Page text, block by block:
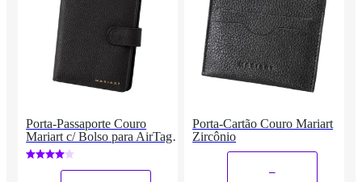
Porta-Passaporte Couro
Mariart c/ Bolso para AirTag
741
Porta-Cartão Couro Mariart
Zircônio